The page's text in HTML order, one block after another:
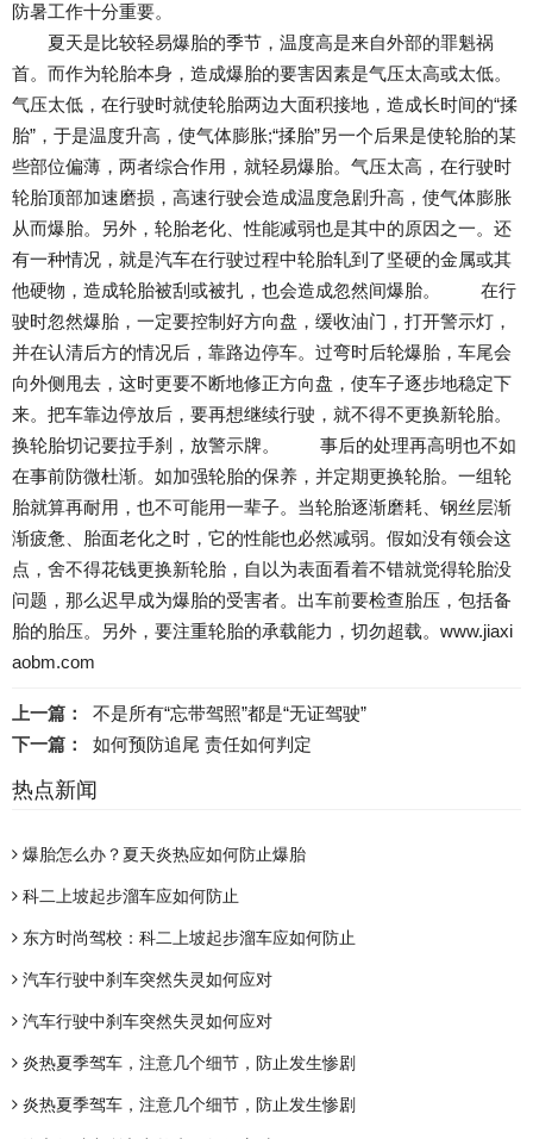
防暑工作十分重要。
夏天是比较轻易爆胎的季节，温度高是来自外部的罪魁祸
首。而作为轮胎本身，造成爆胎的要害因素是气压太高或太低。
气压太低，在行驶时就使轮胎两边大面积接地，造成长时间的“揉
胎”，于是温度升高，使气体膨胀;“揉胎”另一个后果是使轮胎的某
些部位偏薄，两者综合作用，就轻易爆胎。气压太高，在行驶时
轮胎顶部加速磨损，高速行驶会造成温度急剧升高，使气体膨胀
从而爆胎。另外，轮胎老化、性能减弱也是其中的原因之一。还
有一种情况，就是汽车在行驶过程中轮胎轧到了坚硬的金属或其
他硬物，造成轮胎被刮或被扎，也会造成忽然间爆胎。 在行
驶时忽然爆胎，一定要控制好方向盘，缓收油门，打开警示灯，
并在认清后方的情况后，靠路边停车。过弯时后轮爆胎，车尾会
向外侧甩去，这时更要不断地修正方向盘，使车子逐步地稳定下
来。把车靠边停放后，要再想继续行驶，就不得不更换新轮胎。
换轮胎切记要拉手刹，放警示牌。 事后的处理再高明也不如
在事前防微杜渐。如加强轮胎的保养，并定期更换轮胎。一组轮
胎就算再耐用，也不可能用一辈子。当轮胎逐渐磨耗、钢丝层渐
渐疲惫、胎面老化之时，它的性能也必然减弱。假如没有领会这
点，舍不得花钱更换新轮胎，自以为表面看着不错就觉得轮胎没
问题，那么迟早成为爆胎的受害者。出车前要检查胎压，包括备
胎的胎压。另外，要注重轮胎的承载能力，切勿超载。www.jiaxi
aobm.com
上一篇：
不是所有“忘带驾照”都是“无证驾驶”
下一篇：
如何预防追尾 责任如何判定
热点新闻
爆胎怎么办？夏天炎热应如何防止爆胎
科二上坡起步溜车应如何防止
东方时尚驾校：科二上坡起步溜车应如何防止
汽车行驶中刹车突然失灵如何应对
汽车行驶中刹车突然失灵如何应对
炎热夏季驾车，注意几个细节，防止发生惨剧
炎热夏季驾车，注意几个细节，防止发生惨剧